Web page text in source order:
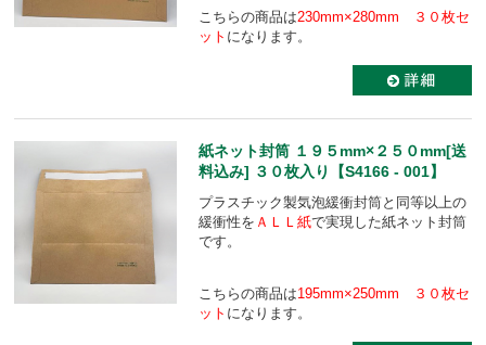
こちらの商品は230mm×280mm ３０枚セ
ット になります。
紙ネット封筒 １９５mm×２５０mm[送
料込み] ３０枚入り【S4166 - 001】
プラスチック製気泡緩衝封筒と同等以上の
緩衝性を ＡＬＬ紙で実現した紙ネット封筒
です。
こちらの商品は195mm×250mm ３０枚セ
ット になります。